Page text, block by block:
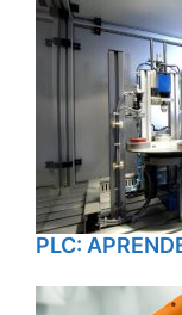
PLC: